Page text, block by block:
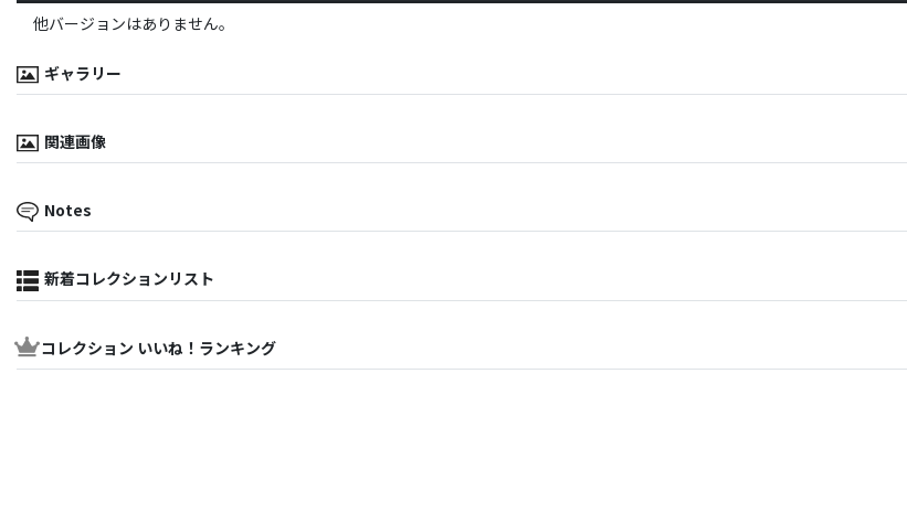
他バージョンはありません。
ギャラリー
関連画像
Notes
新着コレクションリスト
コレクション いいね！ランキング